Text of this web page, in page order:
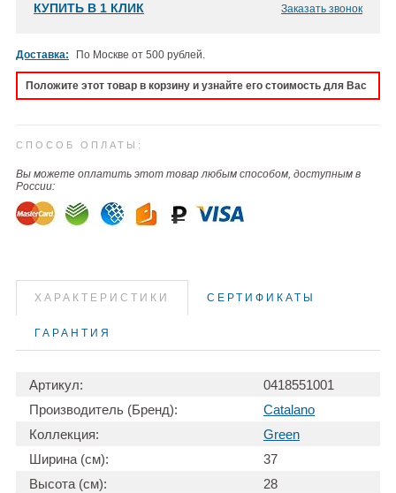
КУПИТЬ В 1 КЛИК Заказать звонок
Доставка: По Москве от 500 рублей.
Положите этот товар в корзину и узнайте его стоимость для Вас
СПОСОБ ОПЛАТЫ:
Вы можете оплатить этот товар любым способом, доступным в
России:
ХАРАКТЕРИСТИКИ СЕРТИФИКАТЫ
ГАРАНТИЯ
Артикул:
0418551001
Производитель (Бренд):
Catalano
Коллекция:
Green
Ширина (см):
37
Высота (см):
28